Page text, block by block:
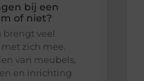
bij een
of niet?
brengt veel
zich mee.
van meubels,
en inrichting